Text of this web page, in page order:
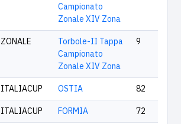
Campionato
Zonale XIV Zona
ZONALE
Torbole-II Tappa
Campionato
Zonale XIV Zona
9
ITALIACUP OSTIA 82
ITALIACUP FORMIA 72